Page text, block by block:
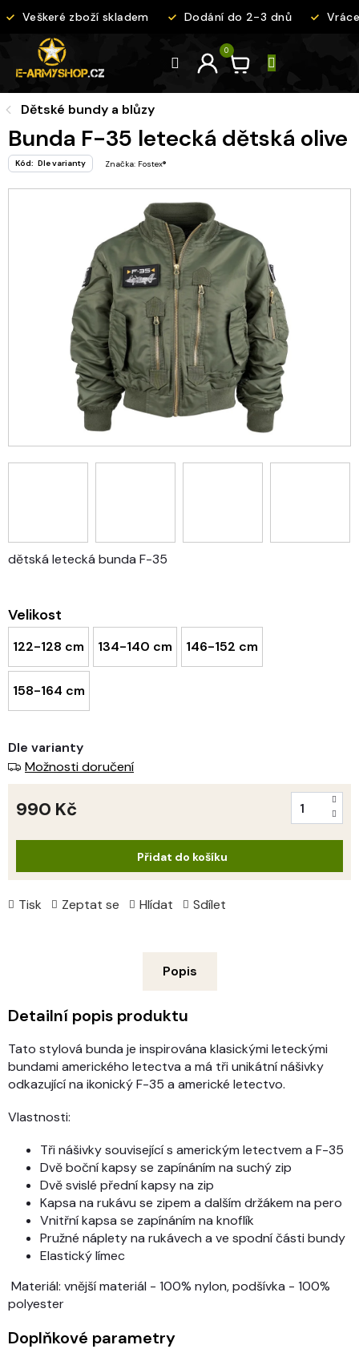
na
Veškeré zboží skladem Dodání do 2-3 dnů
Dětské bundy a blůzy
Bunda F-35 letecká dětská olive
Kód: Dle varianty Značka: Fostex®
Velikost
122-128 cm 134-140 cm 146-152 cm
158-164 cm
dětská letecká bunda F-35
Tisk Zeptat se Hlídat Sdílet
Dle varianty
Možnosti doručení
990 Kč
Přidat do košíku
Popis
Detailní popis produktu
Tato stylová bunda je inspirována klasickými leteckými
bundami amerického letectva a má tři unikátní nášivky
odkazující na ikonický F-35 a americké letectvo.
Vlastnosti:
Tři nášivky související s americkým letectvem a F-35
Dvě boční kapsy se zapínáním na suchý zip
Dvě svislé přední kapsy na zip
Kapsa na rukávu se zipem a dalším držákem na pero
Vnitřní kapsa se zapínáním na knoflík
Pružné náplety na rukávech a ve spodní části bundy
Elastický límec
Materiál: vnější materiál - 100% nylon, podšívka - 100%
polyester
Doplňkové parametry